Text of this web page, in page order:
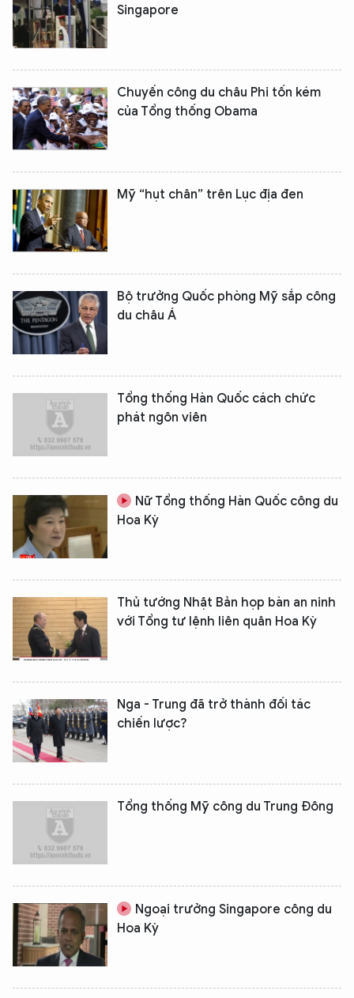
Singapore
Chuyến công du châu Phi tốn kém
của Tổng thống Obama
Mỹ “hụt chân” trên Lục địa đen
Bộ trưởng Quốc phòng Mỹ sắp công
du châu Á
Tổng thống Hàn Quốc cách chức
phát ngôn viên
Nữ Tổng thống Hàn Quốc công du
Hoa Kỳ
Thủ tướng Nhật Bản họp bàn an ninh
với Tổng tư lệnh liên quân Hoa Kỳ
Nga - Trung đã trở thành đối tác
chiến lược?
Tổng thống Mỹ công du Trung Đông
Ngoại trưởng Singapore công du
Hoa Kỳ